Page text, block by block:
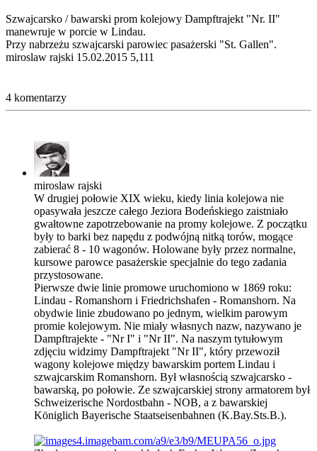
Szwajcarsko / bawarski prom kolejowy Dampftrajekt "Nr. II"
manewruje w porcie w Lindau.
Przy nabrzeżu szwajcarski parowiec pasażerski "St. Gallen".
miroslaw rajski 15.02.2015 5,111
4 komentarzy
miroslaw rajski
W drugiej połowie XIX wieku, kiedy linia kolejowa nie
opasywała jeszcze całego Jeziora Bodeńskiego zaistniało
gwałtowne zapotrzebowanie na promy kolejowe. Z początku
były to barki bez napędu z podwójną nitką torów, mogące
zabierać 8 - 10 wagonów. Holowane były przez normalne,
kursowe parowce pasażerskie specjalnie do tego zadania
przystosowane.
Pierwsze dwie linie promowe uruchomiono w 1869 roku:
Lindau - Romanshorn i Friedrichshafen - Romanshorn. Na
obydwie linie zbudowano po jednym, wielkim parowym
promie kolejowym. Nie miały własnych nazw, nazywano je
Dampftrajekte - "Nr I" i "Nr II". Na naszym tytułowym
zdjęciu widzimy Dampftrajekt "Nr II", który przewoził
wagony kolejowe między bawarskim portem Lindau i
szwajcarskim Romanshorn. Był własnością szwajcarsko -
bawarską, po połowie. Ze szwajcarskiej strony armatorem był
Schweizerische Nordostbahn - NOB, a z bawarskiej
Königlich Bayerische Staatseisenbahnen (K.Bay.Sts.B.).